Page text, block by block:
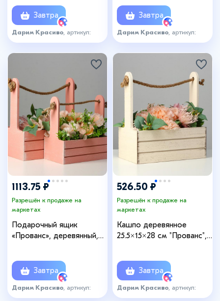
Завтра
Дарим Красиво , артикул:
4649993
Завтра
Дарим Красиво , артикул:
5519754
1113.75 ₽
Разрешён к продаже на
маркетах
Подарочный ящик
«Прованс», деревянный,
Завтра
Дарим Красиво , артикул:
5519759
526.50 ₽
Разрешён к продаже на
маркетах
Кашпо деревянное
25.5×15×28 см "Прованс",
Завтра
Дарим Красиво , артикул:
5519760